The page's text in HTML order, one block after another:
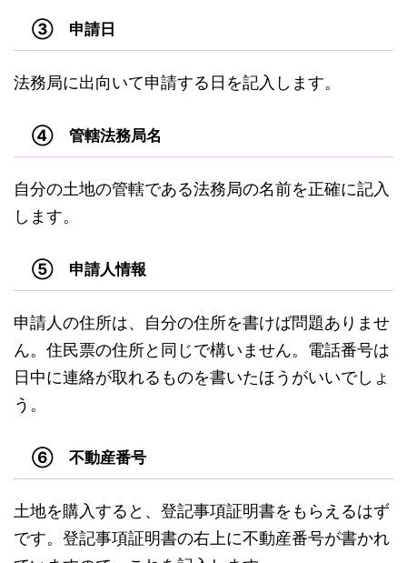
③ 申請日
法務局に出向いて申請する日を記入します。
④ 管轄法務局名
自分の土地の管轄である法務局の名前を正確に記入
します。
⑤ 申請人情報
申請人の住所は、自分の住所を書けば問題ありませ
ん。住民票の住所と同じで構いません。電話番号は
日中に連絡が取れるものを書いたほうがいいでしょ
う。
⑥ 不動産番号
土地を購入すると、登記事項証明書をもらえるはず
です。登記事項証明書の右上に不動産番号が書かれ